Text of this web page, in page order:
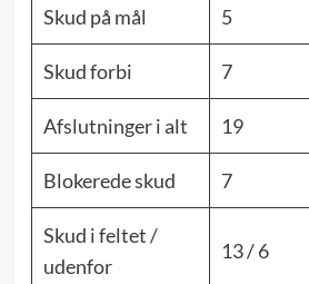
Skud på mål 5
Skud forbi 7
Afslutninger i alt 19
Blokerede skud 7
Skud i feltet /
udenfor
13 / 6